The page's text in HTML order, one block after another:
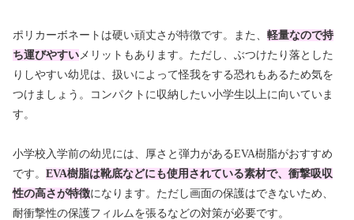
ポリカーボネートは硬い頑丈さが特徴です。また、 軽量なので持
ち運びやすい メリットもあります。ただし、ぶつけたり落とした
りしやすい幼児は、扱いによって怪我をする恐れもあるため気を
つけましょう。コンパクトに収納したい小学生以上に向いていま
す。
小学校入学前の幼児には、厚さと弾力があるEVA樹脂がおすすめ
です。 EVA樹脂は靴底などにも使用されている素材で、衝撃吸収
性の高さが特徴になります。ただし画面の保護はできないため、
耐衝撃性の保護フィルムを張るなどの対策が必要です。